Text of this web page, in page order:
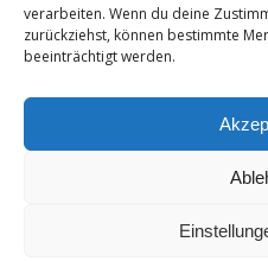
verarbeiten. Wenn du deine
zurückziehst, können bestimmte
beeinträchtigt werden.
Behörden / Verwaltungen
Flugdaten
Retail / Handel